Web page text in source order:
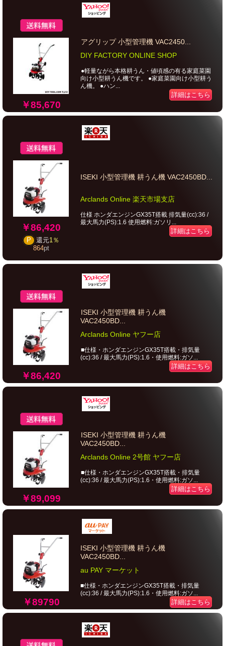
￥85,670
アグリップ 小型管理機 VAC2450...
DIY FACTORY ONLINE SHOP
●軽量ながら本格耕うん・値頃感の有る家庭菜園
向け小型耕うん機です。 ●家庭菜園向け小型耕う
ん機。 ●ハン...
詳細はこちら
￥86,420
P 還元1％
864pt
ISEKI 小型管理機 耕うん機 VAC2450BD...
Arclands Online 楽天市場支店
仕様 ホンダエンジンGX35T搭載 排気量(cc):36 /
最大馬力(PS):1.6 使用燃料:ガソリ...
詳細はこちら
￥86,420
ISEKI 小型管理機 耕うん機
VAC2450BD...
Arclands Online ヤフー店
■仕様・ホンダエンジンGX35T搭載・排気量
(cc):36 / 最大馬力(PS):1.6・使用燃料:ガソ...
詳細はこちら
￥89,099
ISEKI 小型管理機 耕うん機
VAC2450BD...
Arclands Online 2号館 ヤフー店
■仕様・ホンダエンジンGX35T搭載・排気量
(cc):36 / 最大馬力(PS):1.6・使用燃料:ガソ...
詳細はこちら
￥89790
ISEKI 小型管理機 耕うん機
VAC2450BD...
au PAY マーケット
■仕様・ホンダエンジンGX35T搭載・排気量
(cc):36 / 最大馬力(PS):1.6・使用燃料:ガソ...
詳細はこちら